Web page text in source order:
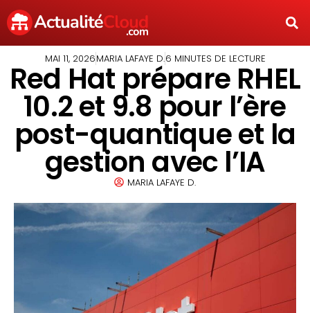
MAI 11, 2026MARIA LAFAYE D.6 MINUTES DE LECTURE
Red Hat prépare RHEL
10.2 et 9.8 pour l’ère
post-quantique et la
gestion avec l’IA
MARIA LAFAYE D.